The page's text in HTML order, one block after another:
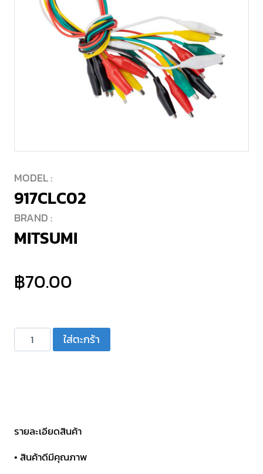
MODEL :
917CLC02
BRAND :
MITSUMI
฿70.00
จำนวน
ปากคีบ
5
ชิ้น
ใส่ตะกร้า
รายละเอียดสินค้า
• สินค้าดีมีคุณภาพ